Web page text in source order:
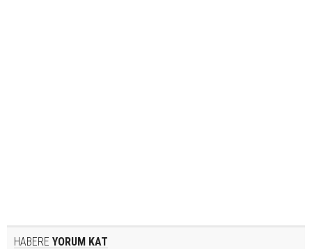
HABERE YORUM KAT